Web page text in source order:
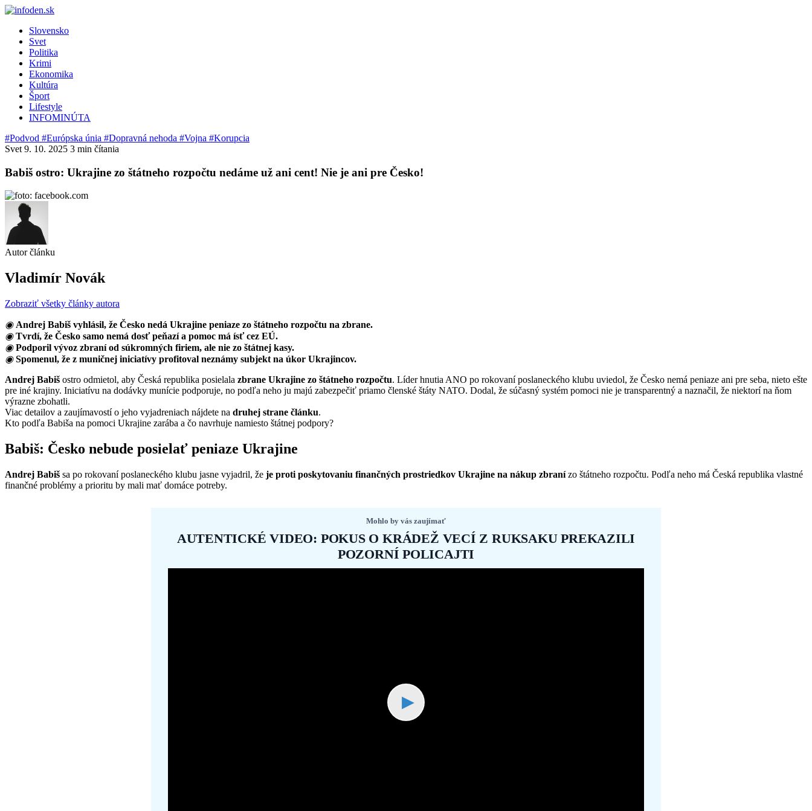
Slovensko
Svet
Politika
Krimi
Ekonomika
Kultúra
Šport
Lifestyle
INFOMINÚTA
#Podvod #Európska únia #Dopravná nehoda #Vojna #Korupcia
Svet 9. 10. 2025 3 min čítania
Babiš ostro: Ukrajine zo štátneho rozpočtu nedáme už ani cent! Nie je ani pre Česko!
Autor článku
Vladimír Novák
Zobraziť všetky články autora
◉ Andrej Babiš vyhlásil, že Česko nedá Ukrajine peniaze zo štátneho rozpočtu na zbrane.
◉ Tvrdí, že Česko samo nemá dosť peňazí a pomoc má ísť cez EÚ.
◉ Podporil vývoz zbraní od súkromných firiem, ale nie zo štátnej kasy.
◉ Spomenul, že z muničnej iniciatívy profitoval neznámy subjekt na úkor Ukrajincov.
Andrej Babiš ostro odmietol, aby Česká republika posielala zbrane Ukrajine zo štátneho rozpočtu. Líder hnutia ANO po rokovaní poslaneckého klubu uviedol, že Česko nemá peniaze ani pre seba, nieto ešte
pre iné krajiny. Iniciatívu na dodávky munície podporuje, no podľa neho ju majú zabezpečiť priamo členské štáty NATO. Dodal, že súčasný systém pomoci nie je transparentný a naznačil, že niektorí na ňom
výrazne zbohatli.
Viac detailov a zaujímavostí o jeho vyjadreniach nájdete na druhej strane článku.
Kto podľa Babiša na pomoci Ukrajine zarába a čo navrhuje namiesto štátnej podpory?
Babiš: Česko nebude posielať peniaze Ukrajine
Andrej Babiš sa po rokovaní poslaneckého klubu jasne vyjadril, že je proti poskytovaniu finančných prostriedkov Ukrajine na nákup zbranízo štátneho rozpočtu. Podľa neho má Česká republika vlastné
finančné problémy a prioritu by mali mať domáce potreby.
Mohlo by vás zaujímať
AUTENTICKÉ VIDEO: POKUS O KRÁDEŽ VECÍ Z RUKSAKU PREKAZILI
POZORNÍ POLICAJTI
▶